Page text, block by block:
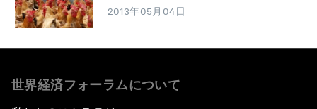
2013年05月04日
世界経済フォーラムについて